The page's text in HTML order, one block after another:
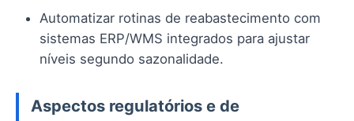
Automatizar rotinas de reabastecimento com
sistemas ERP/WMS integrados para ajustar
níveis segundo sazonalidade.
Aspectos regulatórios e de